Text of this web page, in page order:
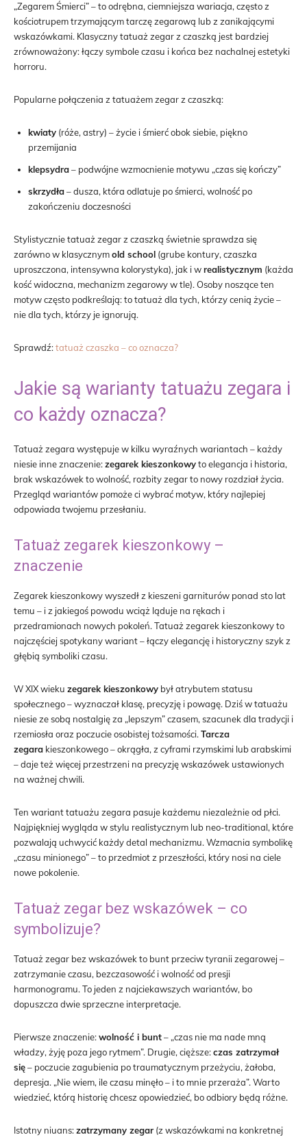
„Zegarem Śmierci” – to odrębna, ciemniejsza wariacja, często z
kościotrupem trzymającym tarczę zegarową lub z zanikającymi
wskazówkami. Klasyczny tatuaż zegar z czaszką jest bardziej
zrównoważony: łączy symbole czasu i końca bez nachalnej estetyki
horroru.
Popularne połączenia z tatuażem zegar z czaszką:
kwiaty (róże, astry) – życie i śmierć obok siebie, piękno
przemijania
klepsydra– podwójne wzmocnienie motywu „czas się kończy”
skrzydła– dusza, która odlatuje po śmierci, wolność po
zakończeniu doczesności
Stylistycznie tatuaż zegar z czaszką świetnie sprawdza się
zarówno w klasycznymold school (grube kontury, czaszka
uproszczona, intensywna kolorystyka), jak i wrealistycznym (każda
kość widoczna, mechanizm zegarowy w tle). Osoby noszące ten
motyw często podkreślają: to tatuaż dla tych, którzy cenią życie –
nie dla tych, którzy je ignorują.
Sprawdź:tatuaż czaszka – co oznacza?
Jakie są warianty tatuażu zegara i
co każdy oznacza?
Tatuaż zegara występuje w kilku wyraźnych wariantach – każdy
niesie inne znaczenie:zegarek kieszonkowyto elegancja i historia,
brak wskazówek to wolność, rozbity zegar to nowy rozdział życia.
Przegląd wariantów pomoże ci wybrać motyw, który najlepiej
odpowiada twojemu przesłaniu.
Tatuaż zegarek kieszonkowy –
znaczenie
Zegarek kieszonkowy wyszedł z kieszeni garniturów ponad sto lat
temu – i z jakiegoś powodu wciąż ląduje na rękach i
przedramionach nowych pokoleń. Tatuaż zegarek kieszonkowy to
najczęściej spotykany wariant – łączy elegancję i historyczny szyk z
głębią symboliki czasu.
W XIX wieku zegarek kieszonkowy był atrybutem statusu
społecznego – wyznaczał klasę, precyzję i powagę. Dziś w tatuażu
niesie ze sobą nostalgię za „lepszym” czasem, szacunek dla tradycji i
rzemiosła oraz poczucie osobistej tożsamości.Tarcza
zegara kieszonkowego – okrągła, z cyframi rzymskimi lub arabskimi
– daje też więcej przestrzeni na precyzję wskazówek ustawionych
na ważnej chwili.
Ten wariant tatuażu zegara pasuje każdemu niezależnie od płci.
Najpiękniej wygląda w stylu realistycznym lub neo-traditional, które
pozwalają uchwycić każdy detal mechanizmu. Wzmacnia symbolikę
„czasu minionego” – to przedmiot z przeszłości, który nosi na ciele
nowe pokolenie.
Tatuaż zegar bez wskazówek – co
symbolizuje?
Tatuaż zegar bez wskazówek to bunt przeciw tyranii zegarowej –
zatrzymanie czasu, bezczasowość i wolność od presji
harmonogramu. To jeden z najciekawszych wariantów, bo
dopuszcza dwie sprzeczne interpretacje.
Pierwsze znaczenie:wolność i bunt– „czas nie ma nade mną
władzy, żyję poza jego rytmem”. Drugie, cięższe:czas zatrzymał
się– poczucie zagubienia po traumatycznym przeżyciu, żałoba,
depresja. „Nie wiem, ile czasu minęło – i to mnie przeraża”. Warto
wiedzieć, którą historię chcesz opowiedzieć, bo odbiory będą różne.
Istotny niuans:zatrzymany zegar (z wskazówkami na konkretnej